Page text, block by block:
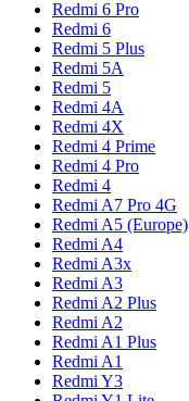
Redmi 6 Pro
Redmi 6
Redmi 5 Plus
Redmi 5A
Redmi 5
Redmi 4A
Redmi 4X
Redmi 4 Prime
Redmi 4 Pro
Redmi 4
Redmi A7 Pro 4G
Redmi A5 (Europe)
Redmi A4
Redmi A3x
Redmi A3
Redmi A2 Plus
Redmi A2
Redmi A1 Plus
Redmi A1
Redmi Y3